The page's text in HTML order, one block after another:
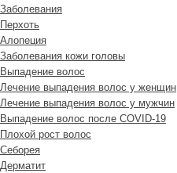
Заболевания
Перхоть
Алопеция
Заболевания кожи головы
Выпадение волос
Лечение выпадения волос у женщин
Лечение выпадения волос у мужчин
Выпадение волос после COVID-19
Плохой рост волос
Cеборея
Дерматит